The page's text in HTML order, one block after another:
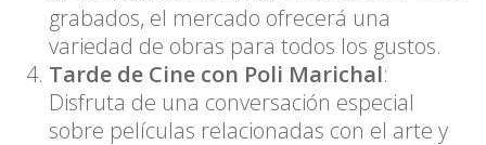
grabados, el mercado ofrecerá una
variedad de obras para todos los gustos.
Tarde de Cine con Poli Marichal:
Disfruta de una conversación especial
sobre películas relacionadas con el arte y